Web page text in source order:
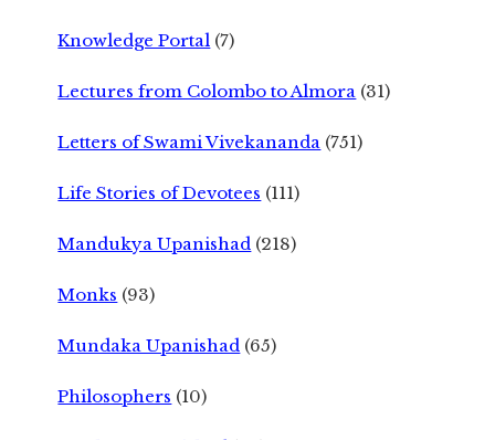
Knowledge Portal (7)
Lectures from Colombo to Almora (31)
Letters of Swami Vivekananda (751)
Life Stories of Devotees (111)
Mandukya Upanishad (218)
Monks (93)
Mundaka Upanishad (65)
Philosophers (10)